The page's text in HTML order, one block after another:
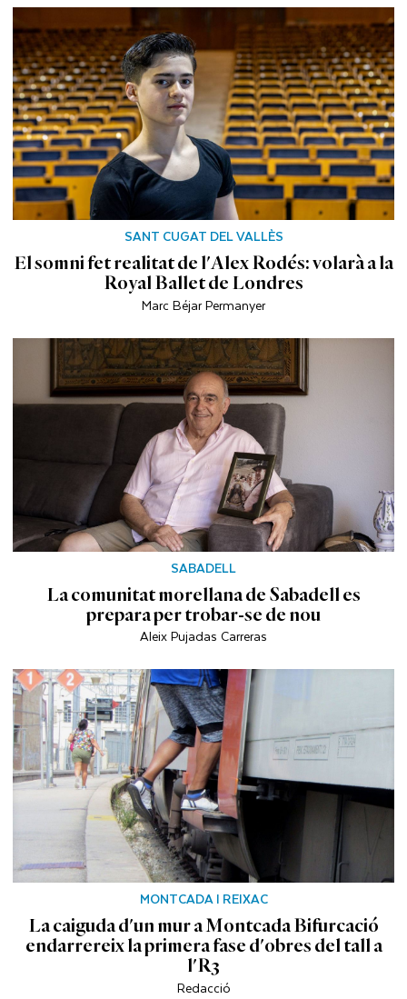
SANT CUGAT DEL VALLÈS
El somni fet realitat de l'Alex Rodés: volarà a la
Royal Ballet de Londres
Marc Béjar Permanyer
SABADELL
La comunitat morellana de Sabadell es
prepara per trobar-se de nou
Aleix Pujadas Carreras
MONTCADA I REIXAC
La caiguda d'un mur a Montcada Bifurcació
endarrereix la primera fase d'obres del tall a
l'R3
Redacció